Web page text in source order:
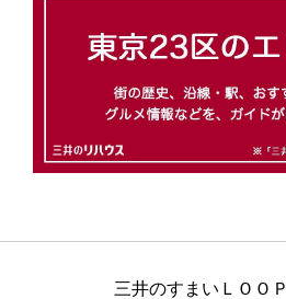
三井のすまいＬＯＯ